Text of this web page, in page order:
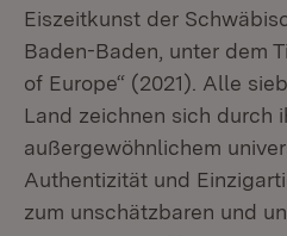
Eiszeitkunst der
Baden-Baden, unter dem
of Europe“ (2021). Alle
Land zeichnen sich durch
außergewöhnlichem
Authentizität und
zum unschätzbaren und